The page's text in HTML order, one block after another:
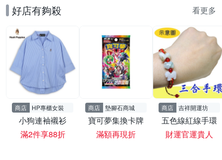
好店有夠殺 看更多
商店 HP專櫃女裝
小狗連袖襯衫
滿2件享88折
商店 墊腳石商城
寶可夢集換卡牌
滿額再現折
商店 吉祥開運坊
五色線紅線手環
財運官運貴人